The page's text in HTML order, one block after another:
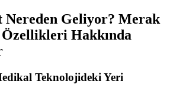
Geliyor? Merak
Hakkında
Teknolojideki Yeri